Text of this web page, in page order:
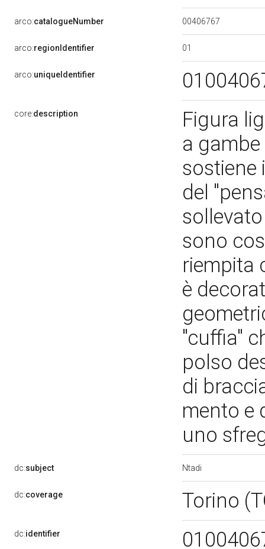
arco:catalogueNumber 00406767
arco:regionIdentifier 01
arco:uniqueIdentifier
core:description
Figura
a
sostiene
del
sono
riempita
è
"cuffia"
polso
di
mento e
uno
dc:subject Ntadi
dc:coverage Torino
dc:identifier